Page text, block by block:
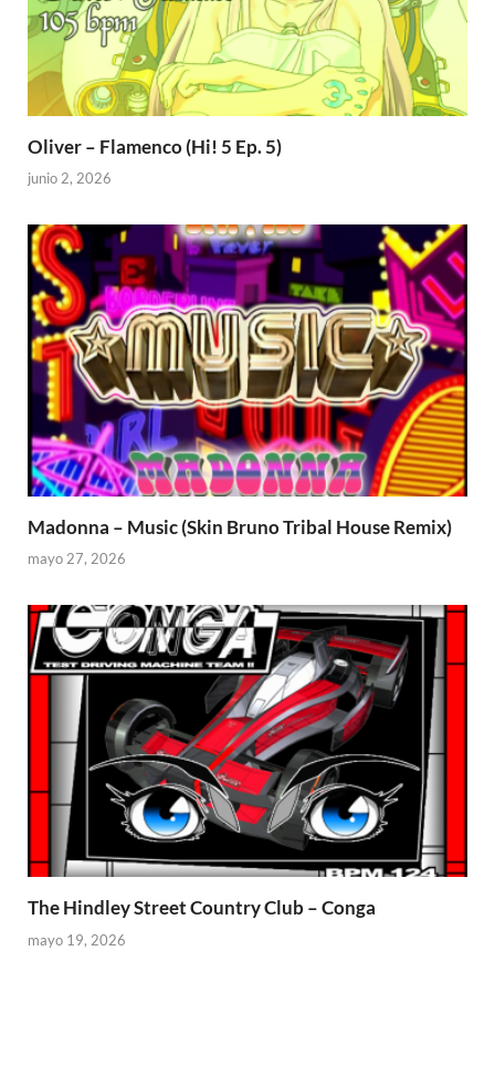
Oliver – Flamenco (Hi! 5 Ep. 5)
junio 2, 2026
Madonna – Music (Skin Bruno Tribal House Remix)
mayo 27, 2026
The Hindley Street Country Club – Conga
mayo 19, 2026